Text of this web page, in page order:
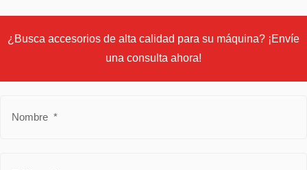
¿Busca accesorios de alta calidad para su máquina? ¡Envíe
una consulta ahora!